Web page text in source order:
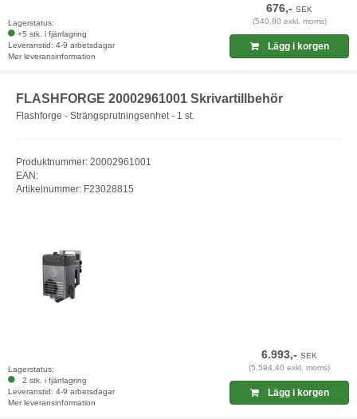
Lagerstatus:
+5 stk. i fjärrlagring
Leveranstid: 4-9 arbetsdagar
Mer leveransinformation
676,-SEK
(540,80 exkl. moms)
Lägg i korgen
FLASHFORGE 20002961001 Skrivartillbehör
Flashforge - Strängsprutningsenhet - 1 st.
Produktnummer: 20002961001
EAN:
Artikelnummer: F23028815
Lagerstatus:
2 stk. i fjärrlagring
Leveranstid: 4-9 arbetsdagar
Mer leveransinformation
6.993,-SEK
(5.594,40 exkl. moms)
Lägg i korgen